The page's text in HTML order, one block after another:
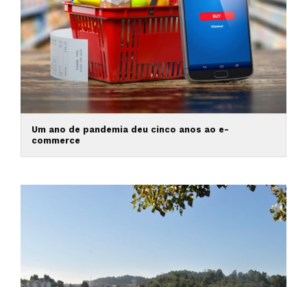
Um ano de pandemia deu cinco anos ao e-
commerce